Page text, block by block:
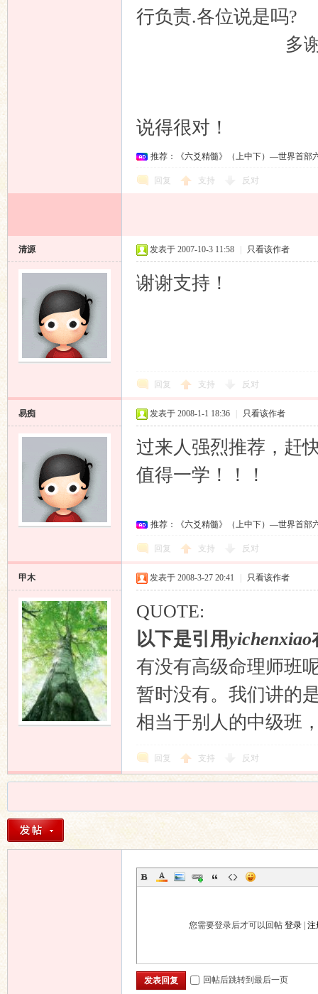
行负责.各位说是吗?
多谢各位
说得很对！
推荐：《六爻精髓》（上中下）—世界首部
回复 支持 反对
清源 发表于 2007-10-3 11:58 只看该作者
谢谢支持！
回复 支持 反对
易痴 发表于 2008-1-1 18:36 只看该作者
过来人强烈推荐，赶
值得一学！！！
推荐：《六爻精髓》（上中下）—世界首部
回复 支持 反对
甲木 发表于 2008-3-27 20:41 只看该作者
QUOTE:
以下是引用yichenxiao
有没有高级命理师班
暂时没有。我们讲的
相当于别人的中级班
回复 支持 反对
您需要登录后才可以回帖 登录 注
发表回复 回帖后跳转到最后一页